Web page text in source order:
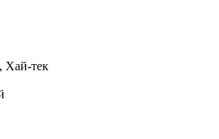
Хай-тек